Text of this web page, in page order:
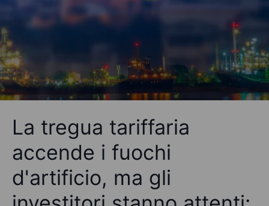
La tregua tariffaria
accende i fuochi
d'artificio, ma gli